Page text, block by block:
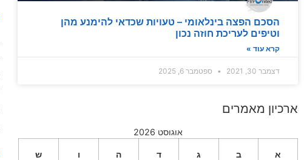
הסכם הפצה בינלאומי – טעויות שכדאי להימנע מהן
וטיפים לעריכת חוזה נכון
קרא עוד »
דצמבר 30, 2021 ספטמבר 6, 2025
ארכיון מאמרים
אוגוסט 2026
א ב ג ד ה ו ש